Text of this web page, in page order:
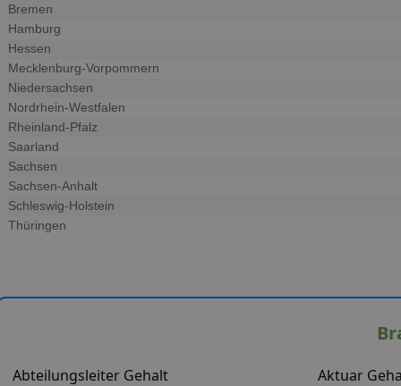
Bremen
Hamburg
Hessen
Mecklenburg-Vorpommern
Niedersachsen
Nordrhein-Westfalen
Rheinland-Pfalz
Saarland
Sachsen
Sachsen-Anhalt
Schleswig-Holstein
Thüringen
Abteilungsleiter Gehalt Aktuar